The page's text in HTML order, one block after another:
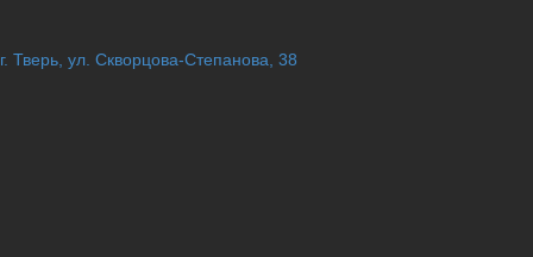
г. Тверь, ул. Скворцова-Степанова, 38